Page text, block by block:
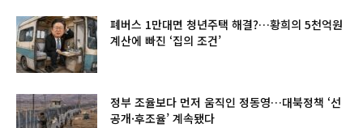
폐버스 1만대면 청년주택 해결?…황희의 5천억원
계산에 빠진 ‘집의 조건’
정부 조율보다 먼저 움직인 정동영…대북정책 ‘선
공개·후조율’ 계속됐다